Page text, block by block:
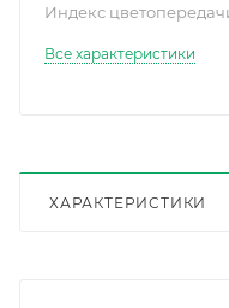
Индекс
Все характеристики
ХАРАКТЕРИСТИКИ